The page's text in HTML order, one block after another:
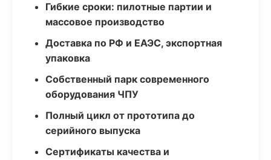
Гибкие сроки: пилотные партии и
массовое производство
Доставка по РФ и ЕАЭС, экспортная
упаковка
Собственный парк современного
оборудования ЧПУ
Полный цикл от прототипа до
серийного выпуска
Сертификаты качества и